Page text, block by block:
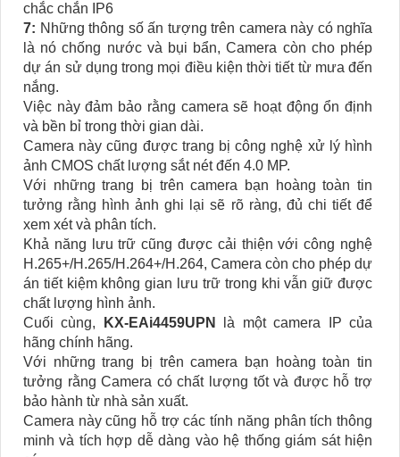
chắc chắn IP6
7: Những thông số ấn tượng trên camera này có nghĩa
là nó chống nước và bụi bẩn, Camera còn cho phép
dự án sử dụng trong mọi điều kiện thời tiết từ mưa đến
nắng.
Việc này đảm bảo rằng camera sẽ hoạt động ổn định
và bền bỉ trong thời gian dài.
Camera này cũng được trang bị công nghệ xử lý hình
ảnh CMOS chất lượng sắt nét đến 4.0 MP.
Với những trang bị trên camera bạn hoàng toàn tin
tưởng rằng hình ảnh ghi lại sẽ rõ ràng, đủ chi tiết để
xem xét và phân tích.
Khả năng lưu trữ cũng được cải thiện với công nghệ
H.265+/H.265/H.264+/H.264, Camera còn cho phép dự
án tiết kiệm không gian lưu trữ trong khi vẫn giữ được
chất lượng hình ảnh.
Cuối cùng,
KX-EAi4459UPN
là một camera IP của
hãng chính hãng.
Với những trang bị trên camera bạn hoàng toàn tin
tưởng rằng Camera có chất lượng tốt và được hỗ trợ
bảo hành từ nhà sản xuất.
Camera này cũng hỗ trợ các tính năng phân tích thông
minh và tích hợp dễ dàng vào hệ thống giám sát hiện